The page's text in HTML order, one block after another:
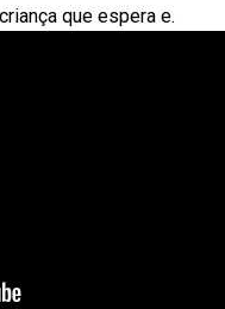
que espera e.